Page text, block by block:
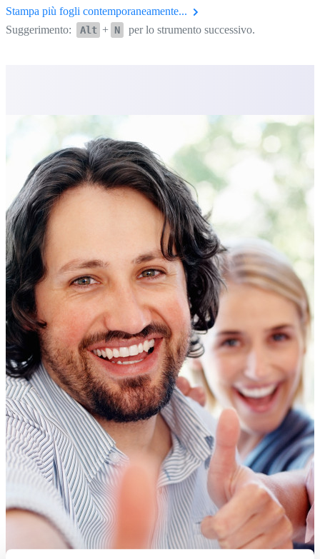
Stampa più fogli contemporaneamente...
Suggerimento:
Alt + N per lo strumento successivo.